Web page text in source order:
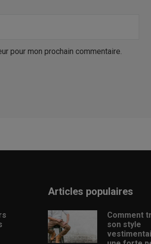
pour mon prochain commentaire.
Articles populaires
Comment
son style